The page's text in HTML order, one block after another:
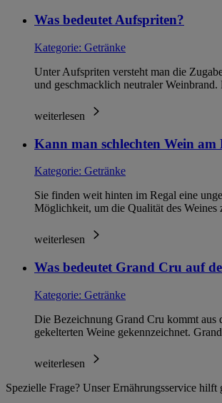
Was bedeutet Aufspriten?
Kategorie: Getränke
Unter Aufspriten versteht man die
und geschmacklich neutraler
weiterlesen
Kann man schlechten Wein
Kategorie: Getränke
Sie finden weit hinten im Regal eine
Möglichkeit, um die Qualität des
weiterlesen
Was bedeutet Grand Cru auf
Kategorie: Getränke
Die Bezeichnung Grand Cru kommt aus
gekelterten Weine gekennzeichnet.
weiterlesen
Spezielle Frage? Unser Ernährungsservice hilft